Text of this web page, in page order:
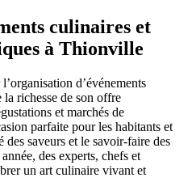
culinaires et
à Thionville
d’événements
richesse de son offre
et marchés de
parfaite pour les habitants et
saveurs et le savoir-faire des
des experts, chefs et
un art culinaire vivant et